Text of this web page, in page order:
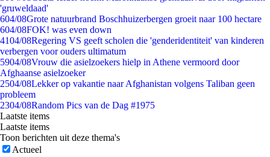
'gruweldaad'
604/08Grote natuurbrand Boschhuizerbergen groeit naar 100 hectare
604/08FOK! was even down
4104/08Regering VS geeft scholen die 'genderidentiteit' van kinderen
verbergen voor ouders ultimatum
5904/08Vrouw die asielzoekers hielp in Athene vermoord door
Afghaanse asielzoeker
2504/08Lekker op vakantie naar Afghanistan volgens Taliban geen
probleem
2304/08Random Pics van de Dag #1975
Laatste items
Laatste items
Toon berichten uit deze thema's
Actueel